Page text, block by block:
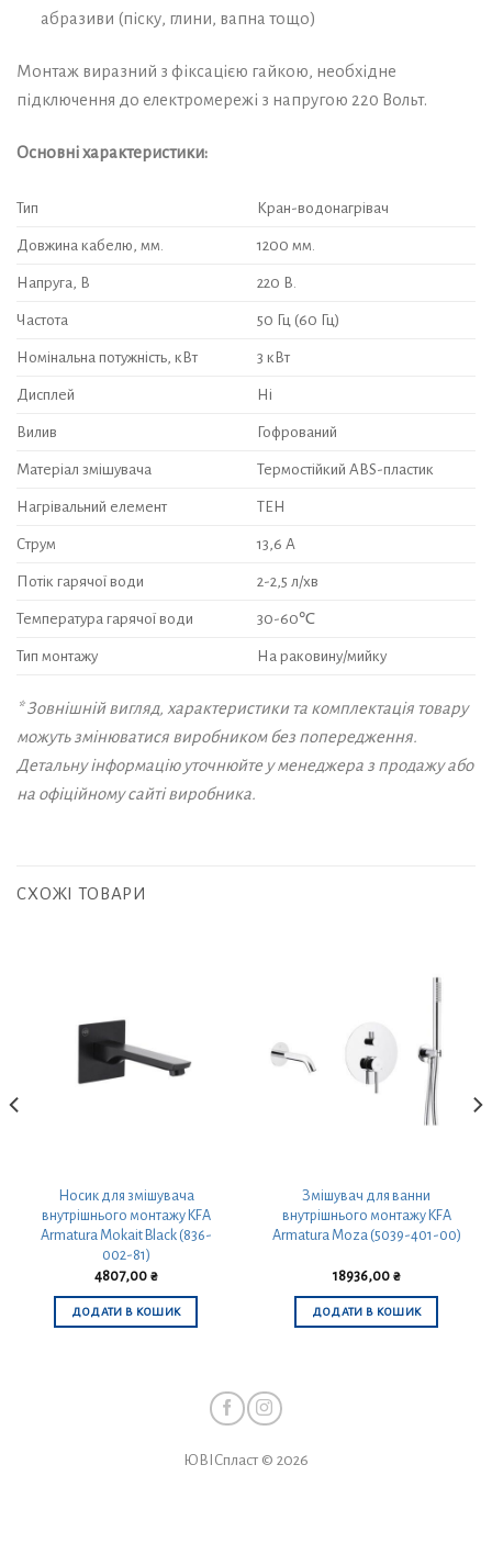
абразиви (піску, глини, вапна тощо)
Монтаж виразний з фіксацією гайкою, необхідне
підключення до електромережі з напругою 220 Вольт.
Основні характеристики:
Тип Кран-водонагрівач
Довжина кабелю, мм. 1200 мм.
Напруга, В 220 В.
Частота 50 Гц (60 Гц)
Номінальна потужність, кВт 3 кВт
Дисплей Ні
Вилив Гофрований
Матеріал змішувача Термостійкий ABS-пластик
Нагрівальний елемент ТЕН
Струм 13,6 А
Потік гарячої води 2-2,5 л/хв
Температура гарячої води 30-60℃
Тип монтажу На раковину/мийку
* Зовнішній вигляд, характеристики та комплектація товару
можуть змінюватися виробником без попередження.
Детальну інформацію уточнюйте у менеджера з продажу або
на офіційному сайті виробника.
СХОЖІ ТОВАРИ
Носик для змішувача
внутрішнього монтажу KFA
Armatura Mokait Black (836-
002-81)
4807,00 ₴
ДОДАТИ В КОШИК
Змішувач для ванни
внутрішнього монтажу KFA
Armatura Moza (5039-401-00)
18936,00 ₴
ДОДАТИ В КОШИК
ЮВІСпласт © 2026